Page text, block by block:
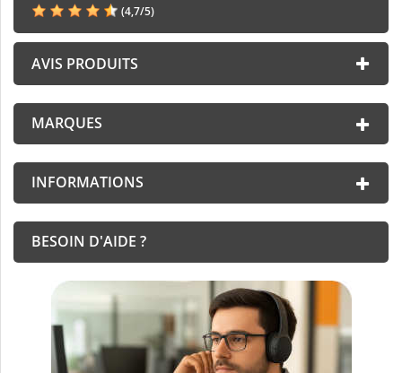
(4,7/5)
AVIS PRODUITS
MARQUES
INFORMATIONS
BESOIN D'AIDE ?